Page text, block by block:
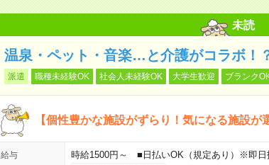
未読
温泉・ペット・音楽…と介護がコラボ！
派遣 職種未経験OK 社会人未経験OK 大学生歓迎 ブランク
【個性豊かな施設がずらり！気になる施設
給与 時給1500円～ ■日払いOK（規定あり）※即日